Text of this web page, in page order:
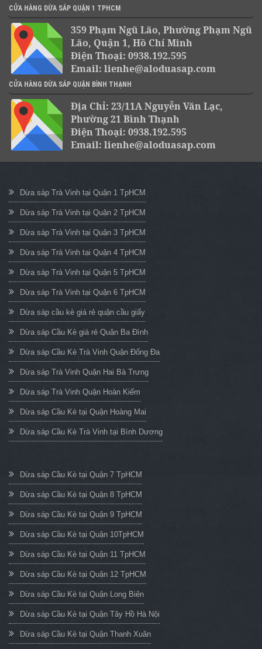
CỬA HÀNG DỪA SÁP QUẬN 1 TPHCM
359 Phạm Ngũ Lão, Phường Phạm Ngũ
Lão, Quận 1, Hồ Chí Minh
Điện Thoại: 0938.192.595
Email: lienhe@aloduasap.com
CỬA HÀNG DỪA SÁP QUẬN BÌNH THẠNH
Địa Chỉ: 23/11A Nguyễn Văn Lạc,
Phường 21 Bình Thạnh
Điện Thoại: 0938.192.595
Email: lienhe@aloduasap.com
Dừa sáp Trà Vinh tại Quận 1 TpHCM
Dừa sáp Trà Vinh tại Quận 2 TpHCM
Dừa sáp Trà Vinh tại Quận 3 TpHCM
Dừa sáp Trà Vinh tại Quận 4 TpHCM
Dừa sáp Trà Vinh tại Quận 5 TpHCM
Dừa sáp Trà Vinh tại Quận 6 TpHCM
Dừa sáp cầu kè giá rẻ quận cầu giấy
Dừa sáp Cầu Kè giá rẻ Quận Ba Đình
Dừa sáp Cầu Kè Trà Vinh Quận Đống Đa
Dừa sáp Trà Vinh Quận Hai Bà Trưng
Dừa sáp Trà Vinh Quận Hoàn Kiếm
Dừa sáp Cầu Kè tại Quận Hoàng Mai
Dừa sáp Cầu Kè Trà Vinh tại Bình Dương
Dừa sáp Cầu Kè tại Quận 7 TpHCM
Dừa sáp Cầu Kè tại Quận 8 TpHCM
Dừa sáp Cầu Kè tại Quận 9 TpHCM
Dừa sáp Cầu Kè tại Quận 10TpHCM
Dừa sáp Cầu Kè tại Quận 11 TpHCM
Dừa sáp Cầu Kè tại Quận 12 TpHCM
Dừa sáp Cầu Kè tại Quận Long Biên
Dừa sáp Cầu Kè tại Quận Tây Hồ Hà Nội
Dừa sáp Cầu Kè tại Quận Thanh Xuân